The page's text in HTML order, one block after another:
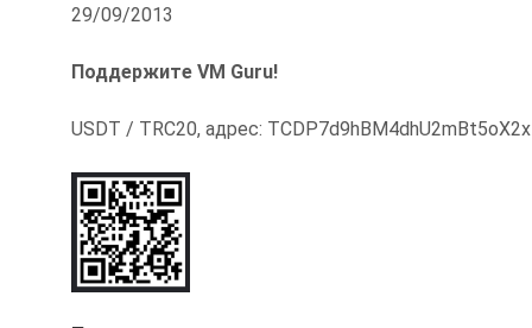
29/09/2013
Поддержите VM Guru!
USDT / TRC20, адрес: